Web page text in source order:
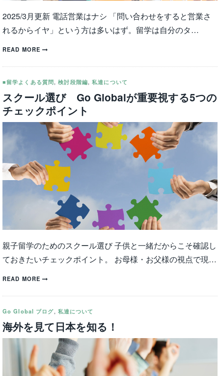
2025/3月更新 電話営業はナシ 「問い合わせをすると営業さ
れるからイヤ」という方は多いはず。留学は自分のタ…
READ MORE
■留学よくある質問,検討段階編,私達について
スクール選び Go Globalが重要視する5つの
チェックポイント
親子留学のためのスクール選び 子供と一緒だからこそ確認し
ておきたいチェックポイント。 お母様・お父様の視点で現…
READ MORE
Go Global ブログ, 私達について
海外を見て日本を知る！